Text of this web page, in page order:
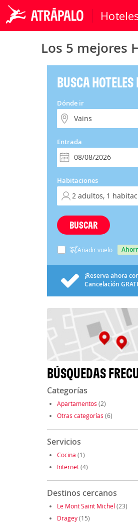
Los 5 mejores
BUSCA
Dónde ir
Entrada
Habitaciones
BUSCAR
Añadir vuelo
¡Reserva ahora
Cancelación
BÚSQUEDAS
Categorías
Apartamentos (2)
Otras categorías (6)
Servicios
Cocina (1)
Internet(4)
Destinos cercanos
Le Mont Saint Michel (23)
Dragey(15)